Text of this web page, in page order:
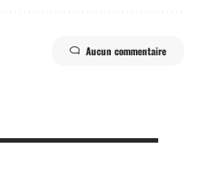
Aucun commentaire